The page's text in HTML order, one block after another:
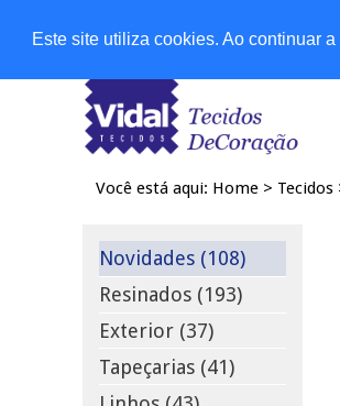
Este site utiliza cookies. Ao continuar
Lojas
Você está aqui: Home > Tecidos
Novidades (108)
Resinados (193)
Exterior (37)
Tapeçarias (41)